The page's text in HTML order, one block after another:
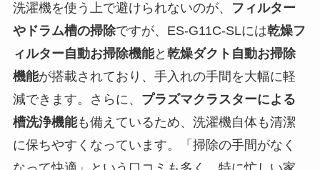
洗濯機を使う上で避けられないのが、
フィルター
やドラム槽の掃除ですが、ES-G11C-SLには乾燥フ
ィルター自動お掃除機能と 乾燥ダクト自動お掃除
機能が搭載されており、手入れの手間を大幅に軽
減できます。さらに、 プラズマクラスターによる
槽洗浄機能も備えているため、洗濯機自体も清潔
に保ちやすくなっています。「掃除の手間がなく